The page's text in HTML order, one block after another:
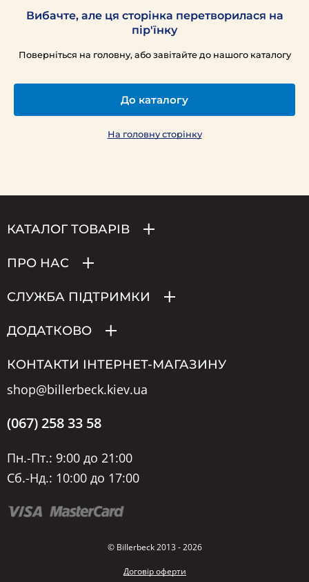
Вибачте, але ця сторінка перетворилася на
пір'їнку
Поверніться на головну, або завітайте до нашого каталогу
До каталогу
На головну сторінку
КАТАЛОГ ТОВАРІВ
ПРО НАС
СЛУЖБА ПІДТРИМКИ
ДОДАТКОВО
КОНТАКТИ ІНТЕРНЕТ-МАГАЗИНУ
shop@billerbeck.kiev.ua
(067) 258 33 58
Пн.-Пт.: 9:00 до 21:00
Сб.-Нд.: 10:00 до 17:00
© Billerbeck 2013 - 2026
Договір оферти